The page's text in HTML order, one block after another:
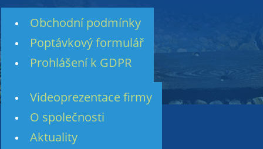
Obchodní podmínky
Poptávkový formulář
Prohlášení k GDPR
Videoprezentace firmy
O společnosti
Aktuality